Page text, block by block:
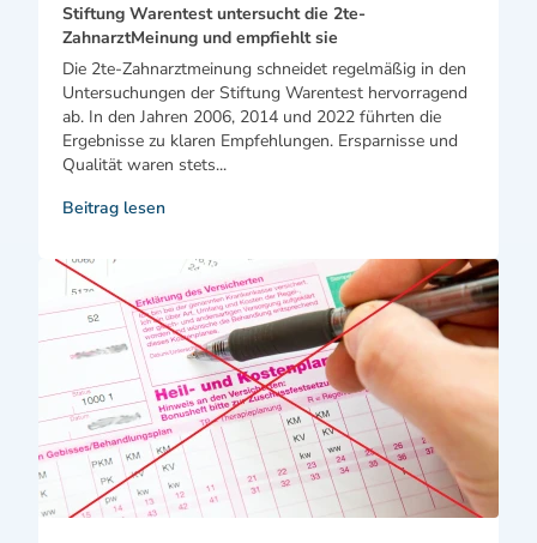
Stiftung Warentest untersucht die 2te-
ZahnarztMeinung und empfiehlt sie
Die 2te-Zahnarztmeinung schneidet regelmäßig in den
Untersuchungen der Stiftung Warentest hervorragend
ab. In den Jahren 2006, 2014 und 2022 führten die
Ergebnisse zu klaren Empfehlungen. Ersparnisse und
Qualität waren stets...
Beitrag lesen